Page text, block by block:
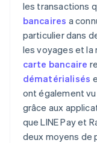
les transactions
bancaires a
particulier dans
les voyages et la
carte bancaire
dématérialisés
ont également
grâce aux
que LINE Pay et
deux moyens de